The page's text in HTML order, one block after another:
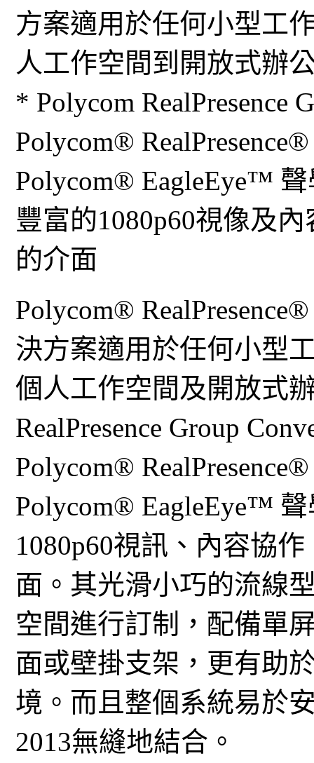
方案適用於任何小型工
人工作空間到開放式辦
* Polycom RealPresence
Polycom®
Polycom® EagleEye™
豐富的1080p60視像及
的介面
Polycom®
決方案適用於任何小型
個人工作空間及開放式
RealPresence Group
Polycom®
Polycom® EagleEye™
1080p60視訊、內容協
面。其光滑小巧的流線
空間進行訂制，配備單
面或壁掛支架，更有助
境。而且整個系統易於
2013無縫地結合。